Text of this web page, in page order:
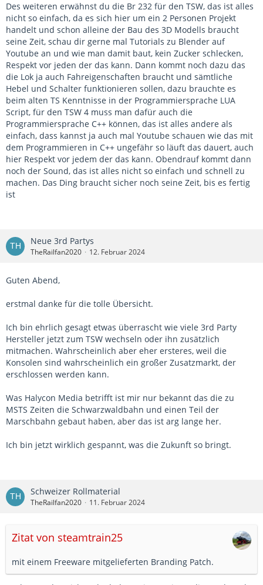
Des weiteren erwähnst du die Br 232 für den TSW, das ist alles
nicht so einfach, da es sich hier um ein 2 Personen Projekt
handelt und schon alleine der Bau des 3D Modells braucht
seine Zeit, schau dir gerne mal Tutorials zu Blender auf
Youtube an und wie man damit baut, kein Zucker schlecken,
Respekt vor jeden der das kann. Dann kommt noch dazu das
die Lok ja auch Fahreigenschaften braucht und sämtliche
Hebel und Schalter funktionieren sollen, dazu brauchte es
beim alten TS Kenntnisse in der Programmiersprache LUA
Script, für den TSW 4 muss man dafür auch die
Programmiersprache C++ können, das ist alles andere als
einfach, dass kannst ja auch mal Youtube schauen wie das mit
dem Programmieren in C++ ungefähr so läuft das dauert, auch
hier Respekt vor jedem der das kann. Obendrauf kommt dann
noch der Sound, das ist alles nicht so einfach und schnell zu
machen. Das Ding braucht sicher noch seine Zeit, bis es fertig
ist
Neue 3rd Partys
TheRailfan2020 12. Februar 2024
Guten Abend,
erstmal danke für die tolle Übersicht.
Ich bin ehrlich gesagt etwas überrascht wie viele 3rd Party
Hersteller jetzt zum TSW wechseln oder ihn zusätzlich
mitmachen. Wahrscheinlich aber eher ersteres, weil die
Konsolen sind wahrscheinlich ein großer Zusatzmarkt, der
erschlossen werden kann.
Was Halycon Media betrifft ist mir nur bekannt das die zu
MSTS Zeiten die Schwarzwaldbahn und einen Teil der
Marschbahn gebaut haben, aber das ist arg lange her.
Ich bin jetzt wirklich gespannt, was die Zukunft so bringt.
Schweizer Rollmaterial
TheRailfan2020 11. Februar 2024
Zitat von steamtrain25
mit einem Freeware mitgelieferten Branding Patch.